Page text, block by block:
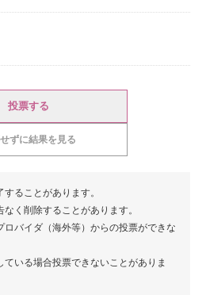
投票する
ずに結果を見る
ることがあります。
く削除することがあります。
ロバイダ（海外等）からの投票ができな
いる場合投票できないことがありま